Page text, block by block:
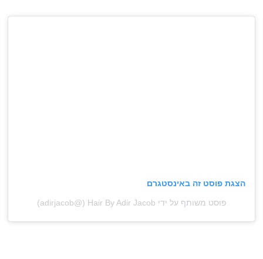
הצגת פוסט זה באינסטגרם
פוסט משותף על ידי ‏‎Hair By Adir Jacob‎‏ (@‏‎adirjacob‎‏)